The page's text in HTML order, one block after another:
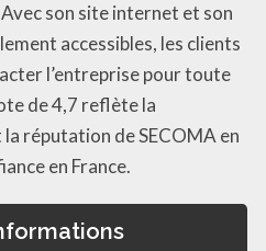
son site internet et son
accessibles, les clients
l’entreprise pour toute
de 4,7 reflète la
réputation de SECOMA en
en France.